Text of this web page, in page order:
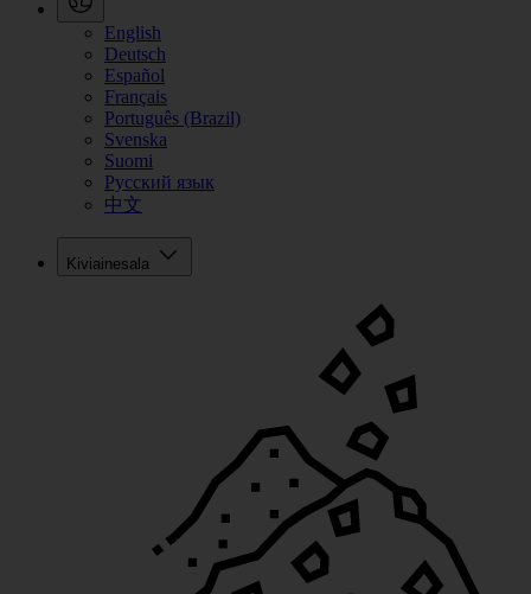
English
Deutsch
Español
Français
Português (Brazil)
Svenska
Suomi
Русский язык
中文
Kiviainesala